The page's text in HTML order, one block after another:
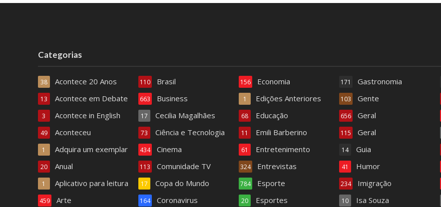
Categorias
Acontece 20 Anos
38
Acontece em Debate
13
Acontece in English
3
Aconteceu
49
Adquira um exemplar
1
Anual
20
Aplicativo para leitura
1
Arte
459
Brasil
110
Business
663
Cecilia Magalhães
17
Ciência e Tecnologia
73
Cinema
434
Comunidade TV
113
Copa do Mundo
17
Coronavirus
164
Economia
156
Edições Anteriores
1
Educação
68
Emili Barberino
11
Entretenimento
61
Entrevistas
324
Esporte
784
Esportes
20
Gastronomia
171
Gente
103
Geral
656
Geral
115
Guia
14
Humor
41
Imigração
234
Isa Souza
10